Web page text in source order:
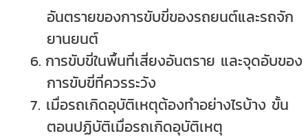
อันตรายของการขับขี่ของรถยนต์และรถจัก
ยานยนต์
6. การขับขี่ในพื้นที่เสี่ยงอันตราย และจุดอับของ
การขับขี่ที่ควรระวัง
7. เมื่อรถเกิดอุบัติเหตุต้องทำอย่างไรบ้าง ขั้น
ตอนปฏิบัติเมื่อรถเกิดอุบัติเหตุ